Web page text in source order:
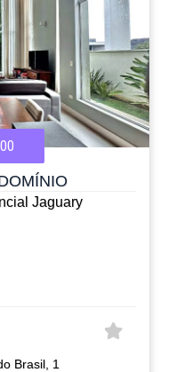
Jaguary
Brasil, 1